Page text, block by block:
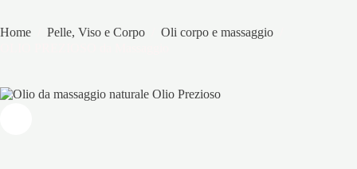
Home Pelle, Viso e Corpo Oli corpo e massaggio